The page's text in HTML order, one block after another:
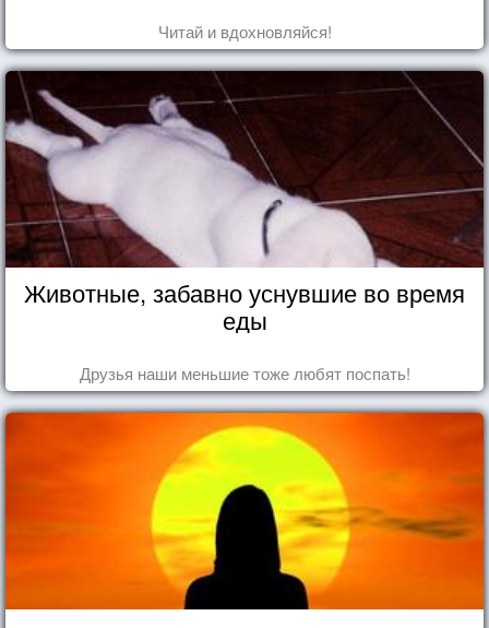
Читай и вдохновляйся!
Животные, забавно уснувшие во время
еды
Друзья наши меньшие тоже любят поспать!